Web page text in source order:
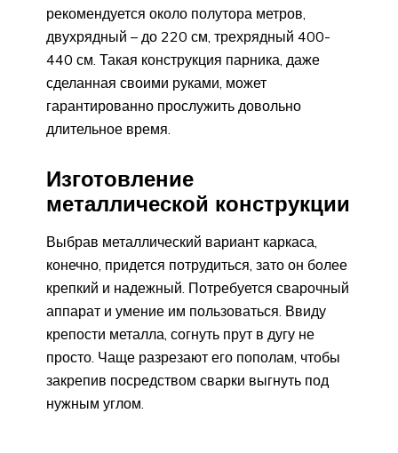
рекомендуется около полутора метров,
двухрядный – до 220 см, трехрядный 400-
440 см. Такая конструкция парника, даже
сделанная своими руками, может
гарантированно прослужить довольно
длительное время.
Изготовление
металлической конструкции
Выбрав металлический вариант каркаса,
конечно, придется потрудиться, зато он более
крепкий и надежный. Потребуется сварочный
аппарат и умение им пользоваться. Ввиду
крепости металла, согнуть прут в дугу не
просто. Чаще разрезают его пополам, чтобы
закрепив посредством сварки выгнуть под
нужным углом.